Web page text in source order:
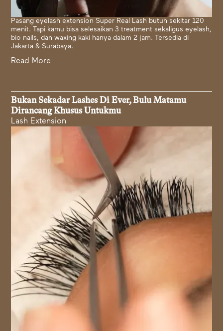
Pasang eyelash extension Super Real Lash butuh sekitar 120
menit. Tapi kamu bisa selesaikan 3 treatment sekaligus eyelash,
bio nails, dan waxing kaki hanya dalam 2 jam. Tersedia di
Jakarta & Surabaya.
Read More
Bukan Sekadar Lashes Di Ever, Bulu Matamu
Dirancang Khusus Untukmu
Lash Extension